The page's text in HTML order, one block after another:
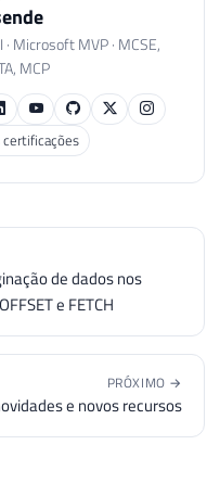
Microsoft MVP · MCSE,
MCP
de dados nos
e FETCH
PRÓXIMO →
e novos recursos